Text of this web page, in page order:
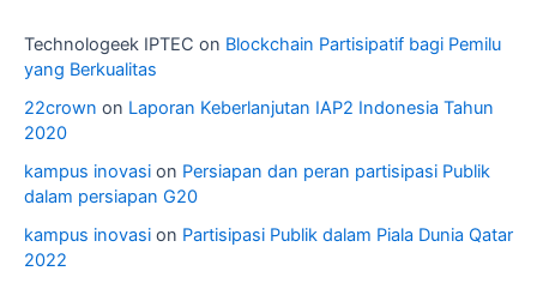
Technologeek IPTEC on Blockchain Partisipatif bagi Pemilu
yang Berkualitas
22crown on Laporan Keberlanjutan IAP2 Indonesia Tahun
2020
kampus inovasi on Persiapan dan peran partisipasi Publik
dalam persiapan G20
kampus inovasi on Partisipasi Publik dalam Piala Dunia Qatar
2022